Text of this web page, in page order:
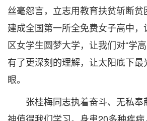
丝毫怨言，立志用教育扶贫斩断
建成全国第一所全免费女子高中，
区女学生圆梦大学，让我们对“学
有了更深刻的理解，让太阳底下
眼。
张桂梅同志执着奋斗、无私奉